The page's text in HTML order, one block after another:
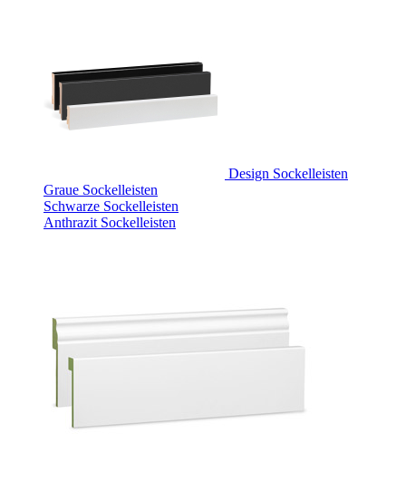
Design Sockelleisten
Graue Sockelleisten
Schwarze Sockelleisten
Anthrazit Sockelleisten